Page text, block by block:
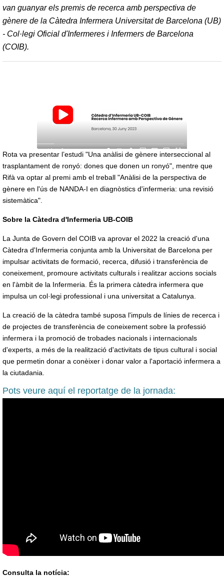
van guanyar els premis de recerca amb perspectiva de
gènere de la Càtedra Infermera Universitat de Barcelona (UB)
- Col·legi Oficial d'Infermeres i Infermers de Barcelona
(COIB).
Rota va presentar l’estudi "Una anàlisi de gènere interseccional al
trasplantament de ronyó: dones que donen un ronyó", mentre que
Rifà va optar al premi amb el treball "Anàlisi de la perspectiva de
gènere en l'ús de NANDA-I en diagnòstics d'infermeria: una revisió
sistemàtica".
Sobre la Càtedra d'Infermeria UB-COIB
La Junta de Govern del COIB va aprovar el 2022 la creació d'una
Càtedra d'Infermeria conjunta amb la Universitat de Barcelona per
impulsar activitats de formació, recerca, difusió i transferència de
coneixement, promoure activitats culturals i realitzar accions socials
en l'àmbit de la Infermeria. És la primera càtedra infermera que
impulsa un col·legi professional i una universitat a Catalunya.
La creació de la càtedra també suposa l'impuls de línies de recerca i
de projectes de transferència de coneixement sobre la professió
infermera i la promoció de trobades nacionals i internacionals
d'experts, a més de la realització d'activitats de tipus cultural i social
que permetin donar a conèixer i donar valor a l'aportació infermera a
la ciutadania.
Pots veure aquí el reportatge de la jornada:
Consulta la notícia: